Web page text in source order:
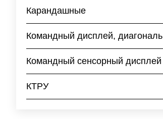
Карандашные
Командный дисплей, диагональ
Командный сенсорный дисплей
КТРУ